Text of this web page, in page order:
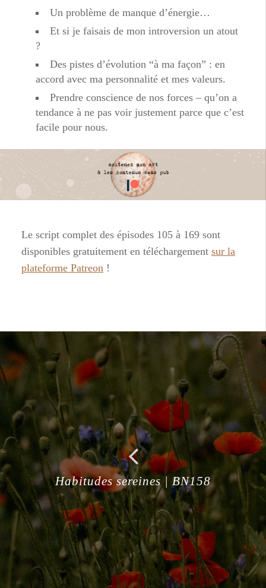
Un problème de manque d’énergie…
Et si je faisais de mon introversion un atout
?
Des pistes d’évolution “à ma façon” : en
accord avec ma personnalité et mes valeurs.
Prendre conscience de nos forces – qu’on a
tendance à ne pas voir justement parce que c’est
facile pour nous.
Le script complet des épisodes 105 à 169 sont
disponibles gratuitement en téléchargement sur la
plateforme Patreon !
Habitudes sereines | BN158